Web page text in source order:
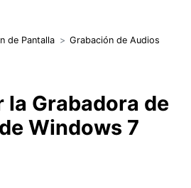
de Pantalla Grabación de Audios
la Grabadora de
Windows 7